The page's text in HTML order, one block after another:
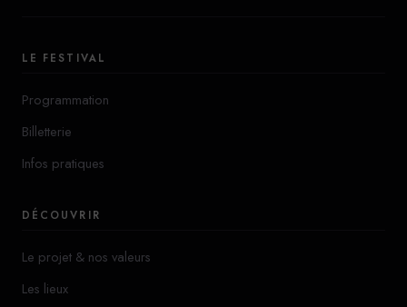
LE FESTIVAL
Programmation
Billetterie
Infos pratiques
DÉCOUVRIR
Le projet & nos valeurs
Les lieux